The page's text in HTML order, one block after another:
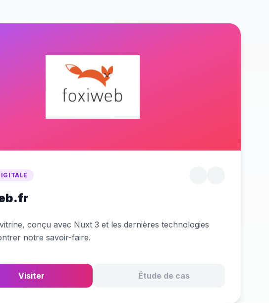
conçu avec Nuxt 3 et les dernières technologies
notre savoir-faire.
Visiter Étude de cas